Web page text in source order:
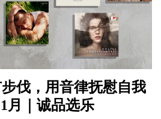
伐，用音律抚慰自我
月｜诚品选乐